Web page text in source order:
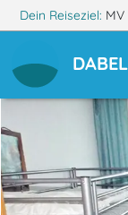
Dein Reiseziel: MV
DABEL